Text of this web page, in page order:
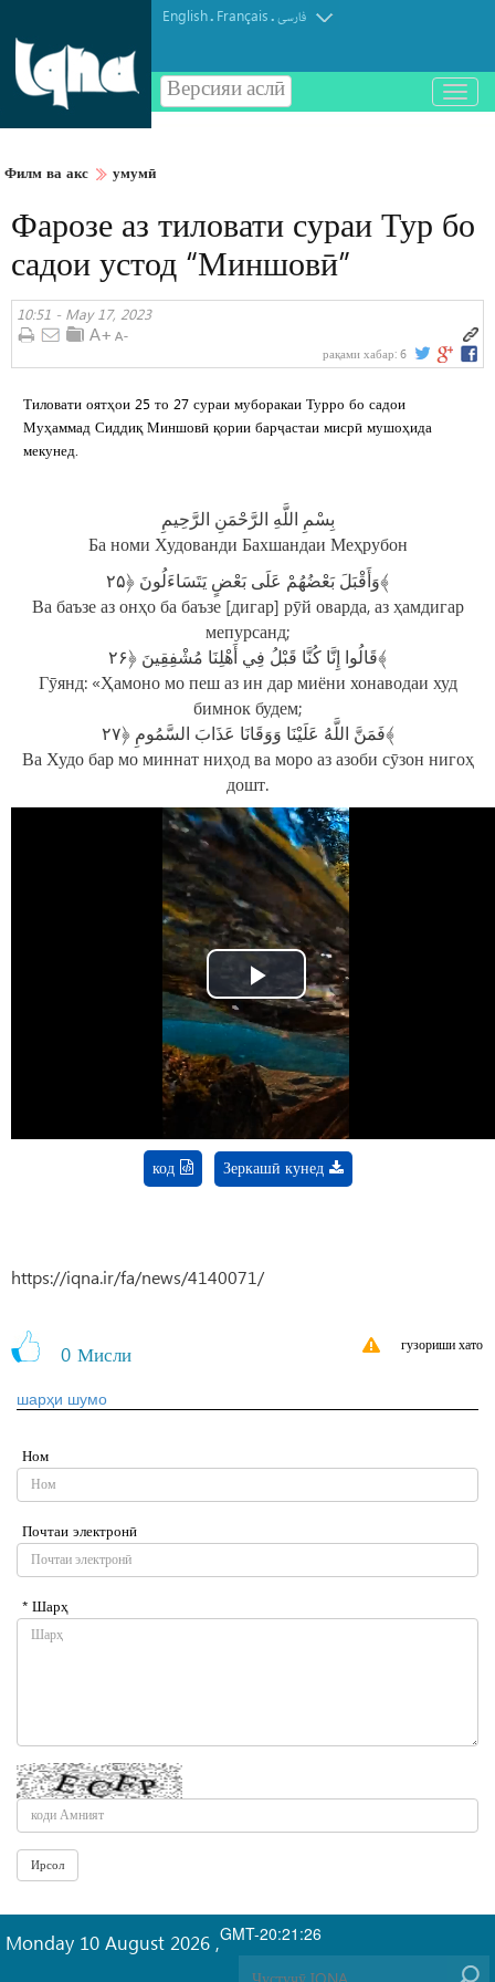
English. Français.فارسی
Версияи аслӣ
باز
و
Филм ва акс умумӣ
Фарозе аз тиловати сураи Тур бо
садои устод “Миншовӣ”
10:51 - May 17, 2023
рақами хабар: 6
Тиловати оятҳои 25 то 27 сураи муборакаи Турро бо садои
Муҳаммад Сиддиқ Миншовӣ қории барҷастаи мисрӣ мушоҳида
мекунед.
بِسْمِ اللَّهِ الرَّحْمَنِ الرَّحِيمِ
Ба номи Худованди Бахшандаи Меҳрубон
وَأَقْبَلَ بَعْضُهُمْ عَلَى بَعْضٍ يَتَسَاءَلُونَ ﴿۲۵﴾
Ва баъзе аз онҳо ба баъзе [дигар] рӯй оварда, аз ҳамдигар
мепурсанд;
قَالُوا إِنَّا كُنَّا قَبْلُ فِي أَهْلِنَا مُشْفِقِينَ ﴿۲۶﴾
Гӯянд: «Ҳамоно мо пеш аз ин дар миёни хонаводаи худ
бимнок будем;
فَمَنَّ اللَّهُ عَلَيْنَا وَوَقَانَا عَذَابَ السَّمُومِ ﴿۲۷﴾
Ва Худо бар мо миннат ниҳод ва моро аз азоби сӯзон нигоҳ
дошт.
Play
Video
код Зеркашӣ кунед
https://iqna.ir/fa/news/4140071/
0 Мисли гузориши хато
шарҳи шумо
Ном
Почтаи электронӣ
* Шарҳ
GMT-20:21:26
Monday 10 August 2026 ,